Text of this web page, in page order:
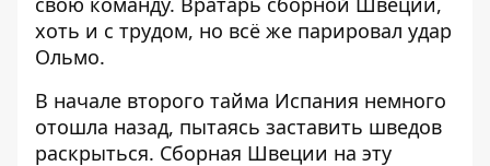
хоть и с трудом, но всё же парировал удар
Ольмо.
В начале второго тайма Испания немного
отошла назад, пытаясь заставить шведов
раскрыться. Сборная Швеции на эту